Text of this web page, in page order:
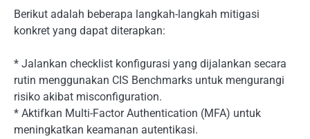
Berikut adalah beberapa langkah-langkah mitigasi
konkret yang dapat diterapkan:
* Jalankan checklist konfigurasi yang dijalankan secara
rutin menggunakan CIS Benchmarks untuk mengurangi
risiko akibat misconfiguration.
* Aktifkan Multi-Factor Authentication (MFA) untuk
meningkatkan keamanan autentikasi.